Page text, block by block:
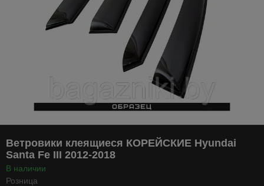
Ветровики клеящиеся КОРЕЙСКИЕ Hyundai
Santa Fe III 2012-2018
В наличии
Розница